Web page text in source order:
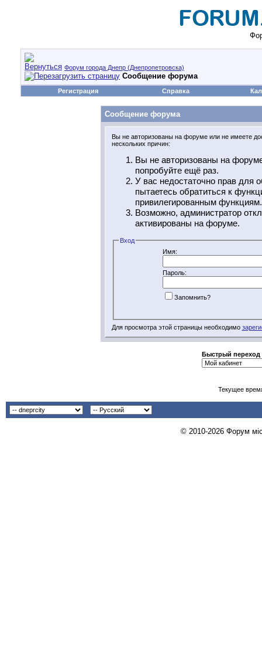
Форум города Днепр (Днепропетровска)
Сообщение форума
Регистрация Справка
Сообщение форума
Вы не авторизованы на форуме или не имеете
нескольких причин:
Вы не авторизованы на
попробуйте ещё раз.
У вас недостаточно прав для
пытаетесь обратиться к
привилегированным функциям.
Возможно, администратор
активированы на форуме.
Вход
Имя:
Пароль:
Запомнить?
Для просмотра этой страницы необходимо
Быстрый переход
Текущее
© 2010-2026 Форум